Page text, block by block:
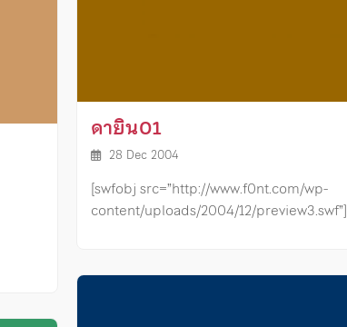
ดายิน01
28 Dec 2004
[swfobj src=”http://www.f0nt.com/wp-
content/uploads/2004/12/preview3.swf”]